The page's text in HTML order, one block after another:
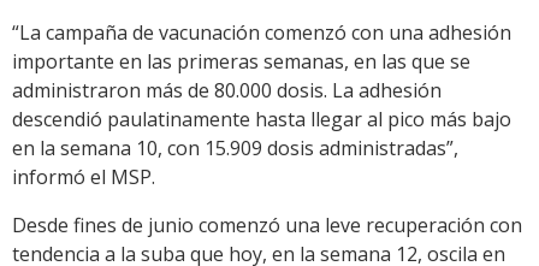
“La campaña de vacunación comenzó con una adhesión
importante en las primeras semanas, en las que se
administraron más de 80.000 dosis. La adhesión
descendió paulatinamente hasta llegar al pico más bajo
en la semana 10, con 15.909 dosis administradas”,
informó el MSP.
Desde fines de junio comenzó una leve recuperación con
tendencia a la suba que hoy, en la semana 12, oscila en